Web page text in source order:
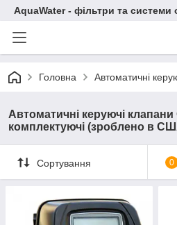
AquaWater - фільтри та
Головна Автоматичні
Автоматичні керуючі
комплектуючі (зроблено в
Сортування 0